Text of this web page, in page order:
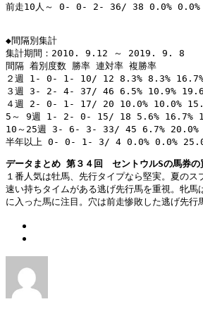
前走10人～ 0- 0- 2- 36/ 38 0.0% 0.0%
◆間隔別集計
集計期間：2010. 9.12 ～ 2019. 9. 8
間隔 着別度数 勝率 連対率 複勝率
２週 1- 0- 1- 10/ 12 8.3% 8.3%
３週 3- 2- 4- 37/ 46 6.5% 10.9%
４週 2- 0- 1- 17/ 20 10.0% 10.0%
5～ 9週 1- 2- 0- 15/ 18 5.6% 16.7%
10～25週 3- 6- 3- 33/ 45 6.7% 20.0%
半年以上 0- 0- 1- 3/ 4 0.0% 0.0%
データまとめ 第３４回　セントウルSの馬券の
１番人気は牡馬、先行タイプなら堅実。夏のス
速い持ちタイムがある逃げ先行馬を重視。牝馬
に入った馬に注目。穴は前走惨敗した逃げ先行